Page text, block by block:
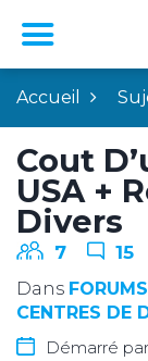
Accueil
Cout
USA +
Divers
7 15
Dans FORUMS
CENTRES DE
Démarré par